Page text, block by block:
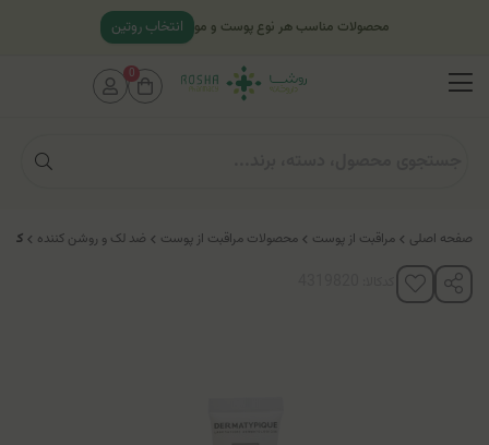
صفحه اصلی مراقبت از پوست محصولات مراقبت از پوست ضد لک و روشن کننده
محصولات مناسب هر نوع پوست و مو انتخاب روتین
0